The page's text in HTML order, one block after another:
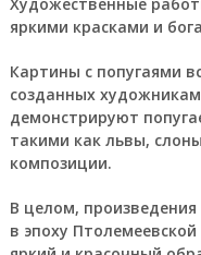
яркими красками и
Картины с попугаями
созданных
демонстрируют
такими как львы,
композиции.
В целом, произведения
в эпоху